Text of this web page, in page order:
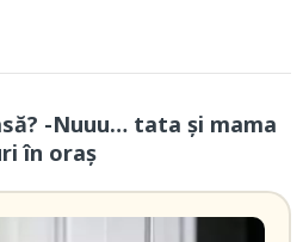
-Nuuu… tata și mama
în oraș